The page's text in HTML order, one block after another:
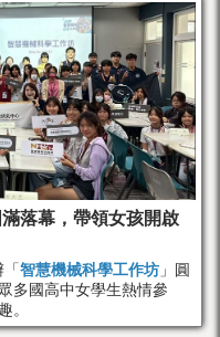
滿落幕，帶領女孩開啟
智慧機械科學工作坊 」圓
多國高中女學生熱情參
。